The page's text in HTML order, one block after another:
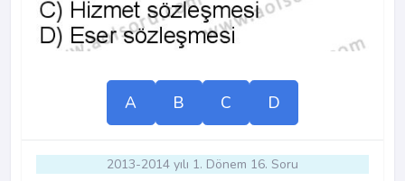
A B C D
2013-2014 yılı 1. Dönem 16. Soru